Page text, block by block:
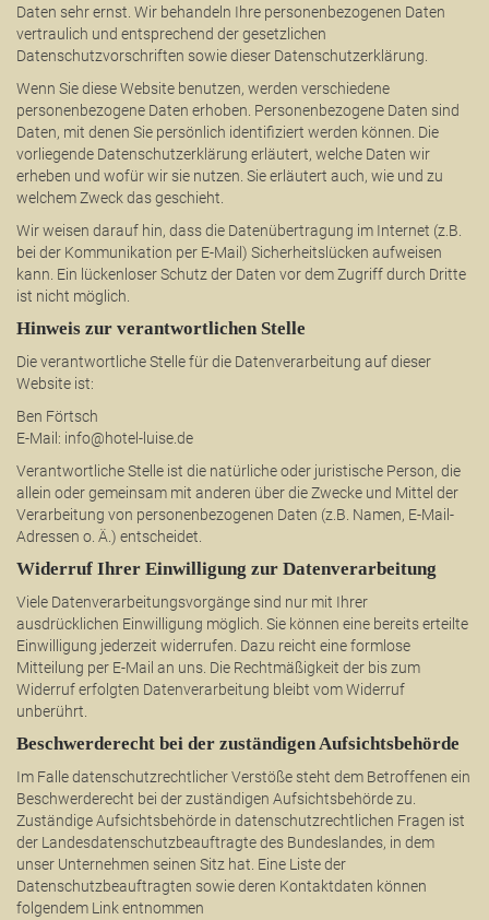
Daten sehr ernst. Wir behandeln Ihre personenbezogenen Daten
vertraulich und entsprechend der gesetzlichen
Datenschutzvorschriften sowie dieser Datenschutzerklärung.
Wenn Sie diese Website benutzen, werden verschiedene
personenbezogene Daten erhoben. Personenbezogene Daten sind
Daten, mit denen Sie persönlich identifiziert werden können. Die
vorliegende Datenschutzerklärung erläutert, welche Daten wir
erheben und wofür wir sie nutzen. Sie erläutert auch, wie und zu
welchem Zweck das geschieht.
Wir weisen darauf hin, dass die Datenübertragung im Internet (z.B.
bei der Kommunikation per E-Mail) Sicherheitslücken aufweisen
kann. Ein lückenloser Schutz der Daten vor dem Zugriff durch Dritte
ist nicht möglich.
Hinweis zur verantwortlichen Stelle
Die verantwortliche Stelle für die Datenverarbeitung auf dieser
Website ist:
Ben Förtsch
E-Mail: info@hotel-luise.de
Verantwortliche Stelle ist die natürliche oder juristische Person, die
allein oder gemeinsam mit anderen über die Zwecke und Mittel der
Verarbeitung von personenbezogenen Daten (z.B. Namen, E-Mail-
Adressen o. Ä.) entscheidet.
Widerruf Ihrer Einwilligung zur Datenverarbeitung
Viele Datenverarbeitungsvorgänge sind nur mit Ihrer
ausdrücklichen Einwilligung möglich. Sie können eine bereits erteilte
Einwilligung jederzeit widerrufen. Dazu reicht eine formlose
Mitteilung per E-Mail an uns. Die Rechtmäßigkeit der bis zum
Widerruf erfolgten Datenverarbeitung bleibt vom Widerruf
unberührt.
Beschwerderecht bei der zuständigen Aufsichtsbehörde
Im Falle datenschutzrechtlicher Verstöße steht dem Betroffenen ein
Beschwerderecht bei der zuständigen Aufsichtsbehörde zu.
Zuständige Aufsichtsbehörde in datenschutzrechtlichen Fragen ist
der Landesdatenschutzbeauftragte des Bundeslandes, in dem
unser Unternehmen seinen Sitz hat. Eine Liste der
Datenschutzbeauftragten sowie deren Kontaktdaten können
folgendem Link entnommen